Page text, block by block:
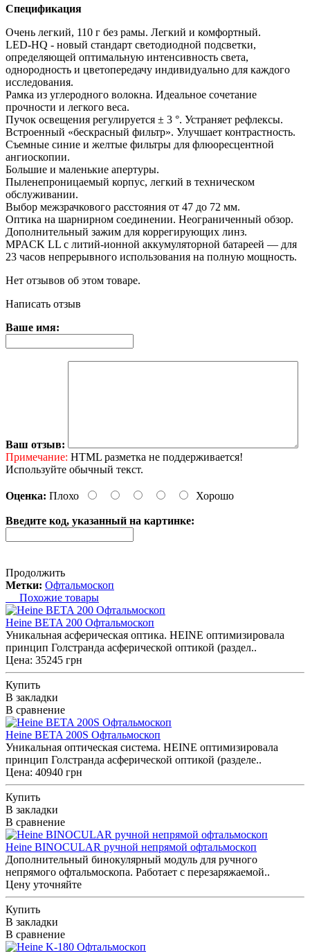
Спецификация
Очень легкий, 110 г без рамы. Легкий и комфортный.
LED-HQ - новый стандарт светодиодной подсветки,
определяющей оптимальную интенсивность света,
однородность и цветопередачу индивидуально для каждого
исследования.
Рамка из углеродного волокна. Идеальное сочетание
прочности и легкого веса.
Пучок освещения регулируется ± 3 °. Устраняет рефлексы.
Встроенный «бескрасный фильтр». Улучшает контрастность.
Съемные синие и желтые фильтры для флюоресцентной
ангиоскопии.
Большие и маленькие апертуры.
Пыленепроницаемый корпус, легкий в техническом
обслуживании.
Выбор межзрачкового расстояния от 47 до 72 мм.
Оптика на шарнирном соединении. Неограниченный обзор.
Дополнительный зажим для коррегирующих линз.
MPACK LL с литий-ионной аккумуляторной батареей — для
23 часов непрерывного использования на полную мощность.
Нет отзывов об этом товаре.
Написать отзыв
Ваше имя:
Ваш отзыв:
Примечание: HTML разметка не поддерживается!
Используйте обычный текст.
Оценка: Плохо Хорошо
Введите код, указанный на картинке:
Продолжить
Метки: Офтальмоскоп
Похожие товары
Heine BETA 200 Офтальмоскоп
Уникальная асферическая оптика. HEINE оптимизировала
принцип Голстранда асферической оптикой (раздел..
Цена: 35245 грн
Купить
В закладки
В сравнение
Heine BETA 200S Офтальмоскоп
Уникальная оптическая система. HEINE оптимизировала
принцип Голстранда асферической оптикой (разделе..
Цена: 40940 грн
Купить
В закладки
В сравнение
Heine BINOCULAR ручной непрямой офтальмоскоп
Дополнительный бинокулярный модуль для ручного
непрямого офтальмоскопа. Работает с перезаряжаемой..
Цену уточняйте
Купить
В закладки
В сравнение